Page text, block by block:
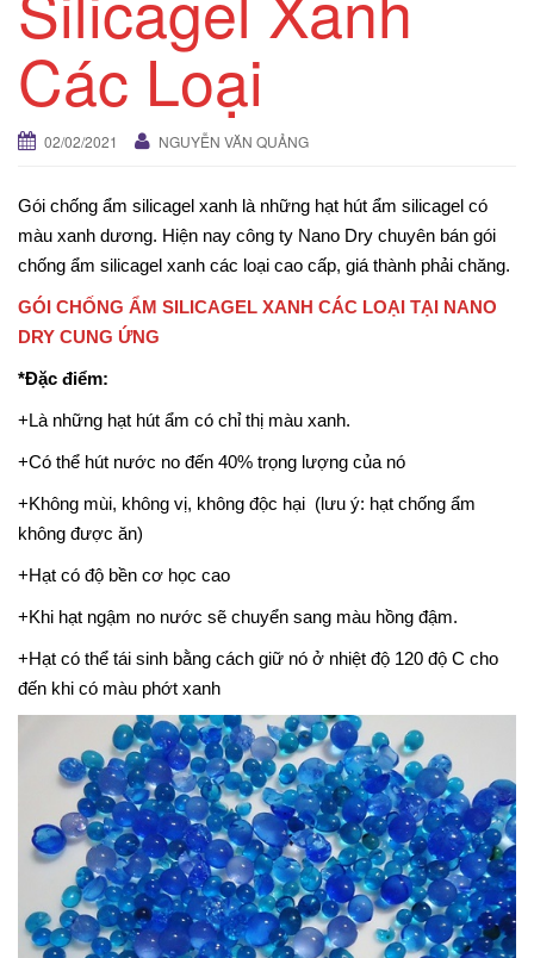
i
Các Loại
02/02/2021 NGUYỄN VĂN QUẢNG
Gói chống ẩm silicagel xanh là những hạt hút ẩm silicagel có
màu xanh dương. Hiện nay công ty Nano Dry chuyên bán gói
chống ẩm silicagel xanh các loại cao cấp, giá thành phải chăng.
GÓI CHỐNG ẨM SILICAGEL XANH CÁC LOẠI TẠI NANO
DRY CUNG ỨNG
*Đặc điểm:
+Là những hạt hút ẩm có chỉ thị màu xanh.
+Có thể hút nước no đến 40% trọng lượng của nó
+Không mùi, không vị, không độc hại (lưu ý: hạt chống ẩm
không được ăn)
+Hạt có độ bền cơ học cao
+Khi hạt ngậm no nước sẽ chuyển sang màu hồng đậm.
+Hạt có thể tái sinh bằng cách giữ nó ở nhiệt độ 120 độ C cho
đến khi có màu phớt xanh